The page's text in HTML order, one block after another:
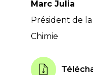
Marc Julia
Président de
Chimie